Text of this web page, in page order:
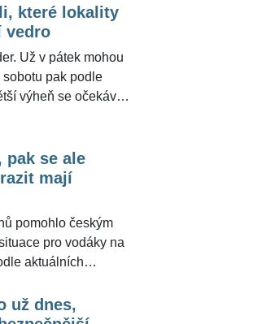
očekávají 34 až 39
odborníci z
některé modely
41 °C.
které lokality
vedro
Už v pátek mohou
sobotu pak podle
výheň se očekává
silné a přinést
na webu
ústavu (ČHMÚ). Pro
na další dny
pak se ale
mají
pomohlo českým
pro vodáky na
aktuálních
takzvaných
už jen zhruba pět
už dnes,